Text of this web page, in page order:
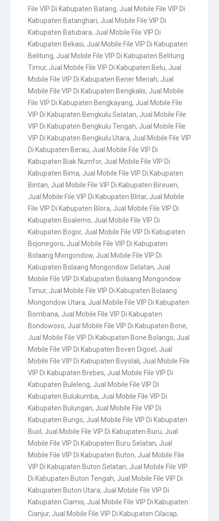
File VIP Di Kabupaten Batang, Jual Mobile File VIP Di
Kabupaten Batanghari, Jual Mobile File VIP Di
Kabupaten Batubara, Jual Mobile File VIP Di
Kabupaten Bekasi, Jual Mobile File VIP Di Kabupaten
Belitung, Jual Mobile File VIP Di Kabupaten Belitung
Timur, Jual Mobile File VIP Di Kabupaten Belu, Jual
Mobile File VIP Di Kabupaten Bener Meriah, Jual
Mobile File VIP Di Kabupaten Bengkalis, Jual Mobile
File VIP Di Kabupaten Bengkayang, Jual Mobile File
VIP Di Kabupaten Bengkulu Selatan, Jual Mobile File
VIP Di Kabupaten Bengkulu Tengah, Jual Mobile File
VIP Di Kabupaten Bengkulu Utara, Jual Mobile File VIP
Di Kabupaten Berau, Jual Mobile File VIP Di
Kabupaten Biak Numfor, Jual Mobile File VIP Di
Kabupaten Bima, Jual Mobile File VIP Di Kabupaten
Bintan, Jual Mobile File VIP Di Kabupaten Bireuen,
Jual Mobile File VIP Di Kabupaten Blitar, Jual Mobile
File VIP Di Kabupaten Blora, Jual Mobile File VIP Di
Kabupaten Boalemo, Jual Mobile File VIP Di
Kabupaten Bogor, Jual Mobile File VIP Di Kabupaten
Bojonegoro, Jual Mobile File VIP Di Kabupaten
Bolaang Mongondow, Jual Mobile File VIP Di
Kabupaten Bolaang Mongondow Selatan, Jual
Mobile File VIP Di Kabupaten Bolaang Mongondow
Timur, Jual Mobile File VIP Di Kabupaten Bolaang
Mongondow Utara, Jual Mobile File VIP Di Kabupaten
Bombana, Jual Mobile File VIP Di Kabupaten
Bondowoso, Jual Mobile File VIP Di Kabupaten Bone,
Jual Mobile File VIP Di Kabupaten Bone Bolango, Jual
Mobile File VIP Di Kabupaten Boven Digoel , Jual
Mobile File VIP Di Kabupaten Boyolali, Jual Mobile File
VIP Di Kabupaten Brebes, Jual Mobile File VIP Di
Kabupaten Buleleng, Jual Mobile File VIP Di
Kabupaten Bulukumba, Jual Mobile File VIP Di
Kabupaten Bulungan, Jual Mobile File VIP Di
Kabupaten Bungo, Jual Mobile File VIP Di Kabupaten
Buol , Jual Mobile File VIP Di Kabupaten Buru, Jual
Mobile File VIP Di Kabupaten Buru Selatan, Jual
Mobile File VIP Di Kabupaten Buton, Jual Mobile File
VIP Di Kabupaten Buton Selatan, Jual Mobile File VIP
Di Kabupaten Buton Tengah, Jual Mobile File VIP Di
Kabupaten Buton Utara, Jual Mobile File VIP Di
Kabupaten Ciamis, Jual Mobile File VIP Di Kabupaten
Cianjur, Jual Mobile File VIP Di Kabupaten Cilacap,